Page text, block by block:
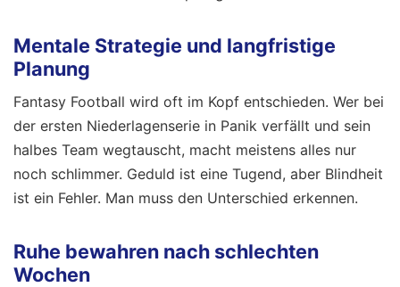
Mentale Strategie und langfristige
Planung
Fantasy Football wird oft im Kopf entschieden. Wer bei
der ersten Niederlagenserie in Panik verfällt und sein
halbes Team wegtauscht, macht meistens alles nur
noch schlimmer. Geduld ist eine Tugend, aber Blindheit
ist ein Fehler. Man muss den Unterschied erkennen.
Ruhe bewahren nach schlechten
Wochen